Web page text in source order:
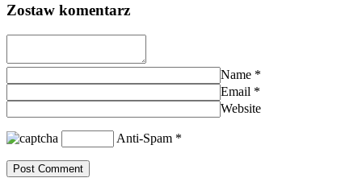
Zostaw komentarz
Name *
Email *
Website
Anti-Spam *